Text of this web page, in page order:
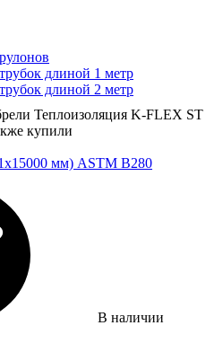
длиной 1 метр
длиной 2 метр
Теплоизоляция K-FLEX ST
купили
мм) ASTM B280
В наличии